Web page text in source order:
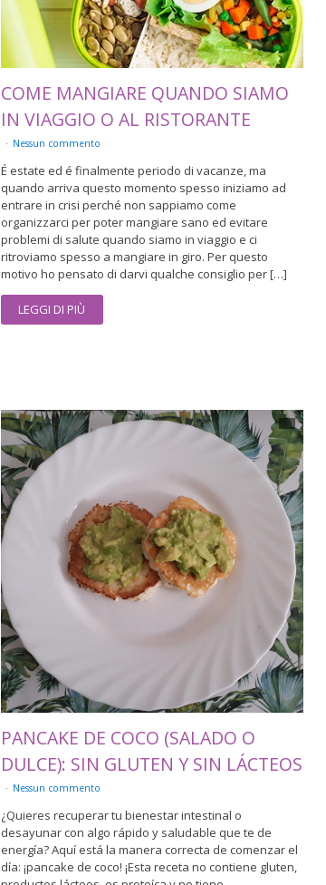
COME MANGIARE QUANDO SIAMO
IN VIAGGIO O AL RISTORANTE
Nessun commento
É estate ed é finalmente periodo di vacanze, ma
quando arriva questo momento spesso iniziamo ad
entrare in crisi perché non sappiamo come
organizzarci per poter mangiare sano ed evitare
problemi di salute quando siamo in viaggio e ci
ritroviamo spesso a mangiare in giro. Per questo
motivo ho pensato di darvi qualche consiglio per […]
LEGGI DI PIÙ
PANCAKE DE COCO (SALADO O
DULCE): SIN GLUTEN Y SIN LÁCTEOS
Nessun commento
¿Quieres recuperar tu bienestar intestinal o
desayunar con algo rápido y saludable que te de
energía? Aquí está la manera correcta de comenzar el
día: ¡pancake de coco! ¡Esta receta no contiene gluten,